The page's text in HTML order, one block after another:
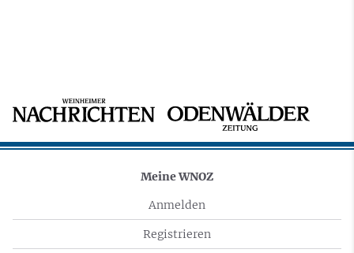
Meine WNOZ
Anmelden
Registrieren